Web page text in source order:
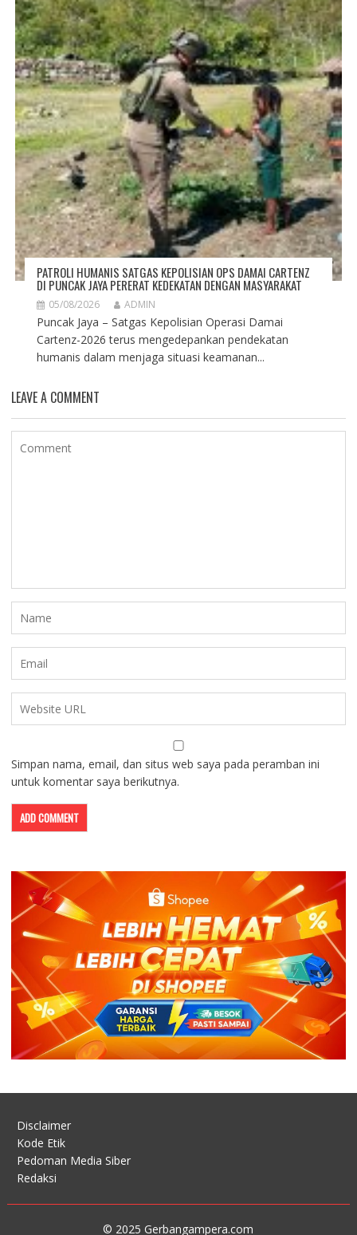
PATROLI HUMANIS SATGAS KEPOLISIAN OPS DAMAI CARTENZ
DI PUNCAK JAYA PERERAT KEDEKATAN DENGAN MASYARAKAT
05/08/2026 ADMIN
Puncak Jaya – Satgas Kepolisian Operasi Damai
Cartenz-2026 terus mengedepankan pendekatan
humanis dalam menjaga situasi keamanan...
LEAVE A COMMENT
Simpan nama, email, dan situs web saya pada peramban ini
untuk komentar saya berikutnya.
Disclaimer
Kode Etik
Pedoman Media Siber
Redaksi
© 2025 Gerbangampera.com